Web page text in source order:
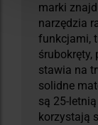
marki
narzędzia
funkcjami,
śrubokręty,
stawia na
solidne
są 25-
korzystają